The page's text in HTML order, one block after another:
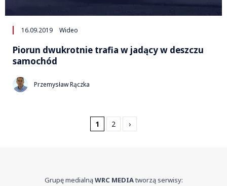
16.09.2019 Wideo
Piorun dwukrotnie trafia w jadący w deszczu
samochód
Przemysław Rączka
1 2 ›
Grupę medialnąWRC MEDIAtworzą serwisy: